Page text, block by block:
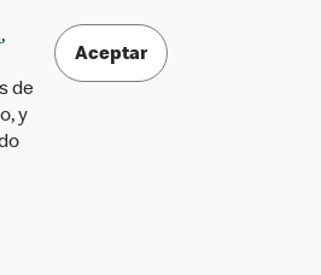
,
de
y
Aceptar